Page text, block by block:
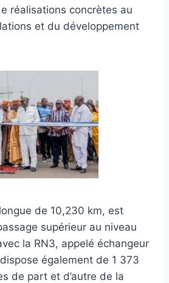
réalisations concrètes au
et du développement
de 10,230 km, est
supérieur au niveau
la RN3, appelé échangeur
également de 1 373
de part et d’autre de la